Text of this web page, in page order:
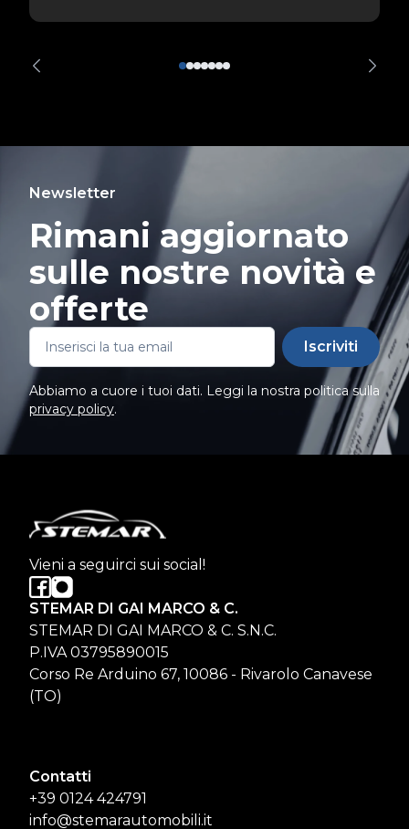
Newsletter
Rimani aggiornato
sulle nostre novità e
offerte
Iscriviti
Abbiamo a cuore i tuoi dati. Leggi la nostra politica sulla
privacy policy.
Vieni a seguirci sui social!
STEMAR DI GAI MARCO & C.
STEMAR DI GAI MARCO & C. S.N.C.
P.IVA 03795890015
Corso Re Arduino 67, 10086 - Rivarolo Canavese
(TO)
Contatti
+39 0124 424791
info@stemarautomobili.it